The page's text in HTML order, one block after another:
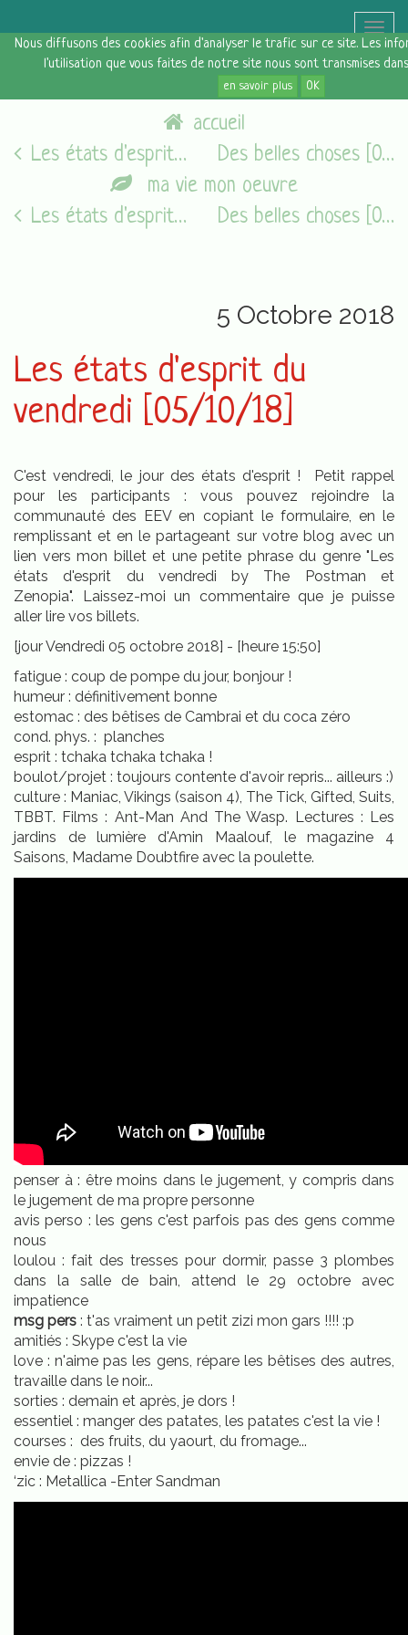
Nous diffusons des cookies afin d'analyser le trafic sur ce site. Les
l'utilisation que vous faites de notre site nous sont transmises
en savoir plus OK
Toggle
accueil
Les états d'esprit du vendredi [28/09/18]
Des belles choses [07 octobre 2018]
ma vie mon oeuvre
Les états d'esprit du vendredi [05/08/16]
Des belles choses [07 octobre 2018]
5 Octobre 2018
Les états d'esprit du
vendredi [05/10/18]
C'est vendredi, le jour des états d'esprit ! Petit rappel
pour les participants : vous pouvez rejoindre la
communauté des EEV en copiant le formulaire, en le
remplissant et en le partageant sur votre blog avec un
lien vers mon billet et une petite phrase du genre "Les
états d'esprit du vendredi by The Postman et
Zenopia". Laissez-moi un commentaire que je puisse
aller lire vos billets.
[jour Vendredi 05 octobre 2018] - [heure 15:50]
fatigue : coup de pompe du jour, bonjour !
humeur : définitivement bonne
estomac : des bêtises de Cambrai et du coca zéro
cond. phys. : planches
esprit : tchaka tchaka tchaka !
boulot/projet : toujours contente d'avoir repris... ailleurs :)
culture : Maniac, Vikings (saison 4), The Tick, Gifted, Suits,
TBBT. Films : Ant-Man And The Wasp. Lectures : Les
jardins de lumière d'Amin Maalouf, le magazine 4
Saisons, Madame Doubtfire avec la poulette.
penser à : être moins dans le jugement, y compris dans
le jugement de ma propre personne
avis perso : les gens c'est parfois pas des gens comme
nous
loulou : fait des tresses pour dormir, passe 3 plombes
dans la salle de bain, attend le 29 octobre avec
impatience
msg pers : t'as vraiment un petit zizi mon gars !!!! :p
amitiés : Skype c'est la vie
love : n'aime pas les gens, répare les bêtises des autres,
travaille dans le noir...
sorties : demain et après, je dors !
essentiel : manger des patates, les patates c'est la vie !
courses : des fruits, du yaourt, du fromage...
envie de : pizzas !
‘zic : Metallica -Enter Sandman